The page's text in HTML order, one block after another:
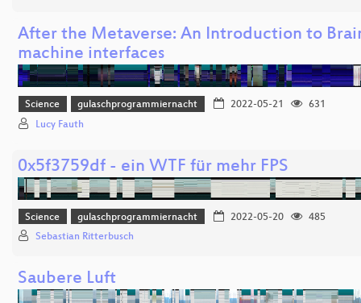
After the Metaverse: An Introduction to
machine interfaces
Science gulaschprogrammiernacht 2022-05-21
631
Lucy Fauth
0x5f3759df - ein WTF für mehr FPS
Science gulaschprogrammiernacht 2022-05-20
485
Sebastian Ritterbusch
Saubere Luft